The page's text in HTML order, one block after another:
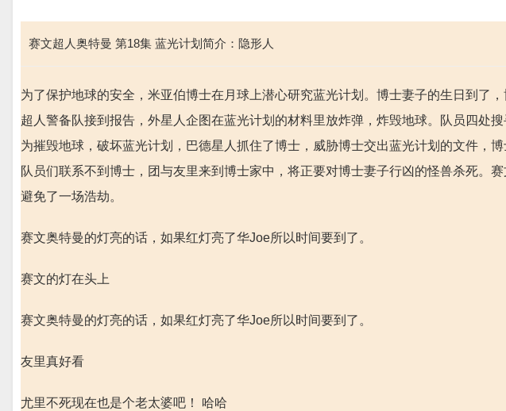
赛文超人奥特曼 第18集 蓝光计划简介：隐形人
为了保护地球的安全，米亚伯博士在月球上潜心研究蓝光计划。博士妻子的生日到了，
超人警备队接到报告，外星人企图在蓝光计划的材料里放炸弹，炸毁地球。队员四处搜
为摧毁地球，破坏蓝光计划，巴德星人抓住了博士，威胁博士交出蓝光计划的文件，博
队员们联系不到博士，团与友里来到博士家中，将正要对博士妻子行凶的怪兽杀死。
避免了一场浩劫。
赛文奥特曼的灯亮的话，如果红灯亮了华Joe所以时间要到了。
赛文的灯在头上
赛文奥特曼的灯亮的话，如果红灯亮了华Joe所以时间要到了。
友里真好看
尤里不死现在也是个老太婆吧！ 哈哈